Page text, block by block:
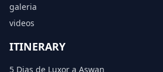
galeria
videos
ITINERARY
5 Dias de Luxor a Aswan